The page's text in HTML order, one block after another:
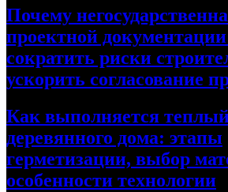
Почему
проектной
сократить риски
ускорить согласование
Как выполняется
деревянного дома: этапы
герметизации, выбор
особенности технологии